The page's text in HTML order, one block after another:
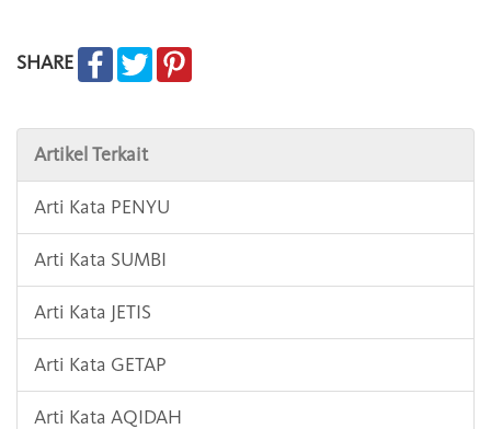
SHARE
Artikel Terkait
Arti Kata PENYU
Arti Kata SUMBI
Arti Kata JETIS
Arti Kata GETAP
Arti Kata AQIDAH